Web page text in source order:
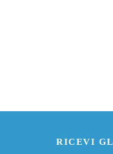
RICEVI